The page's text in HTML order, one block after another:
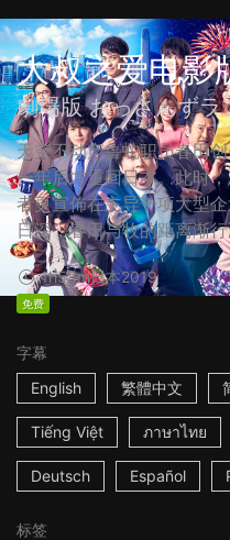
大叔之爱电影
劇場版 おっさんずラ
天空不动产鲁蛇职员春田
一年后才重回日本。此时
者更宣佈在主导一项大型
日深，春田与牧的距离渐
1h53m日本2019
免费
字幕
English
繁體中文
Tiếng Việt ภาษาไทย
Deutsch Español
标签